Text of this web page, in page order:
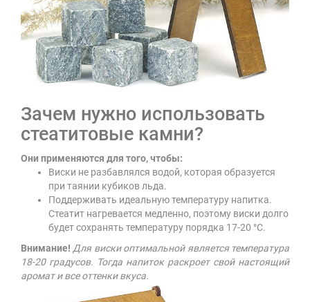
Зачем нужно использовать
стеатитовые камни?
Они применяются для того, чтобы:
Виски не разбавлялся водой, которая образуется
при таянии кубиков льда.
Поддерживать идеальную температуру напитка.
Стеатит нагревается медленно, поэтому виски долго
будет сохранять температуру порядка 17-20 °С.
Внимание! Для виски оптимальной является температура
18-20 градусов. Тогда напиток раскроет свой настоящий
аромат и все оттенки вкуса.